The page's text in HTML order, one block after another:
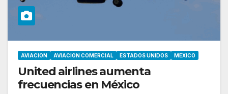
AVIACION AVIACION COMERCIAL ESTADOS UNIDOS MEXICO
United airlines aumenta
frecuencias en México